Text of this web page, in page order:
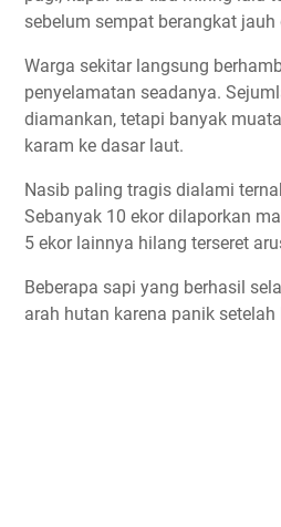
sebelum sempat berangkat jauh
Warga sekitar langsung
penyelamatan seadanya.
diamankan, tetapi banyak
karam ke dasar laut.
Nasib paling tragis dialami
Sebanyak 10 ekor dilaporkan
5 ekor lainnya hilang terseret
Beberapa sapi yang berhasil
arah hutan karena panik setelah